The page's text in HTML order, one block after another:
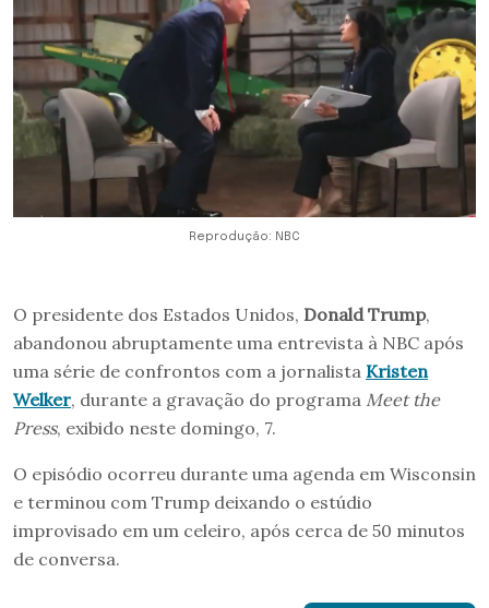
Reprodução: NBC
O presidente dos Estados Unidos, Donald Trump,
abandonou abruptamente uma entrevista à NBC após
uma série de confrontos com a jornalista Kristen
Welker, durante a gravação do programa Meet the
Press, exibido neste domingo, 7.
O episódio ocorreu durante uma agenda em Wisconsin
e terminou com Trump deixando o estúdio
improvisado em um celeiro, após cerca de 50 minutos
de conversa.